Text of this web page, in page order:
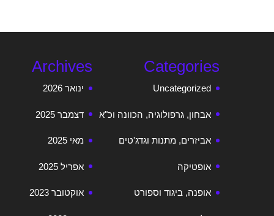
Archives
ינואר 2026
דצמבר 2025
מאי 2025
אפריל 2025
אוקטובר 2023
Categories
Uncategorized
אבחון, גרפולוגיה, הכוונה וכ"א
אביזרים, מתנות וגדג'טים
אופטיקה
אופנה, ביגוד וספורט